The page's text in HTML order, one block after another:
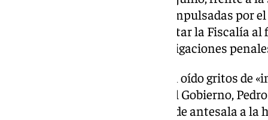
protestar contra las reformas impulsadas por
acceso a ambas carreras y adaptar la Fiscalía
manos de los fiscales las investigaciones
La concentración, donde se han oído gritos de
algunos contra el presidente del Gobierno,
de Justicia, Félix Bolaños, sirve de antesala a